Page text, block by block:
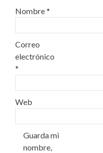
Nombre*
Correo
electrónico
*
Web
Guarda mi
nombre,